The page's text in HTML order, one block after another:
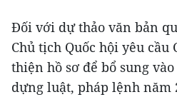
Đối với dự thảo văn bản
Chủ tịch Quốc hội yêu cầu
thiện hồ sơ để bổ sung
dựng luật, pháp lệnh năm